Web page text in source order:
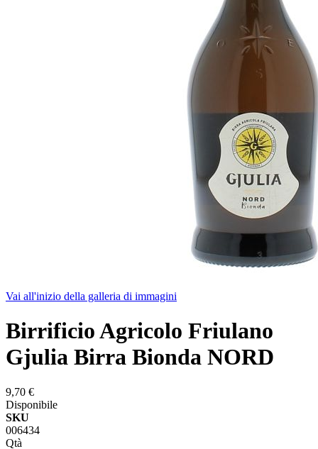
Vai all'inizio della galleria di immagini
Birrificio Agricolo Friulano
Gjulia Birra Bionda NORD
9,70 €
Disponibile
SKU
006434
Qtà